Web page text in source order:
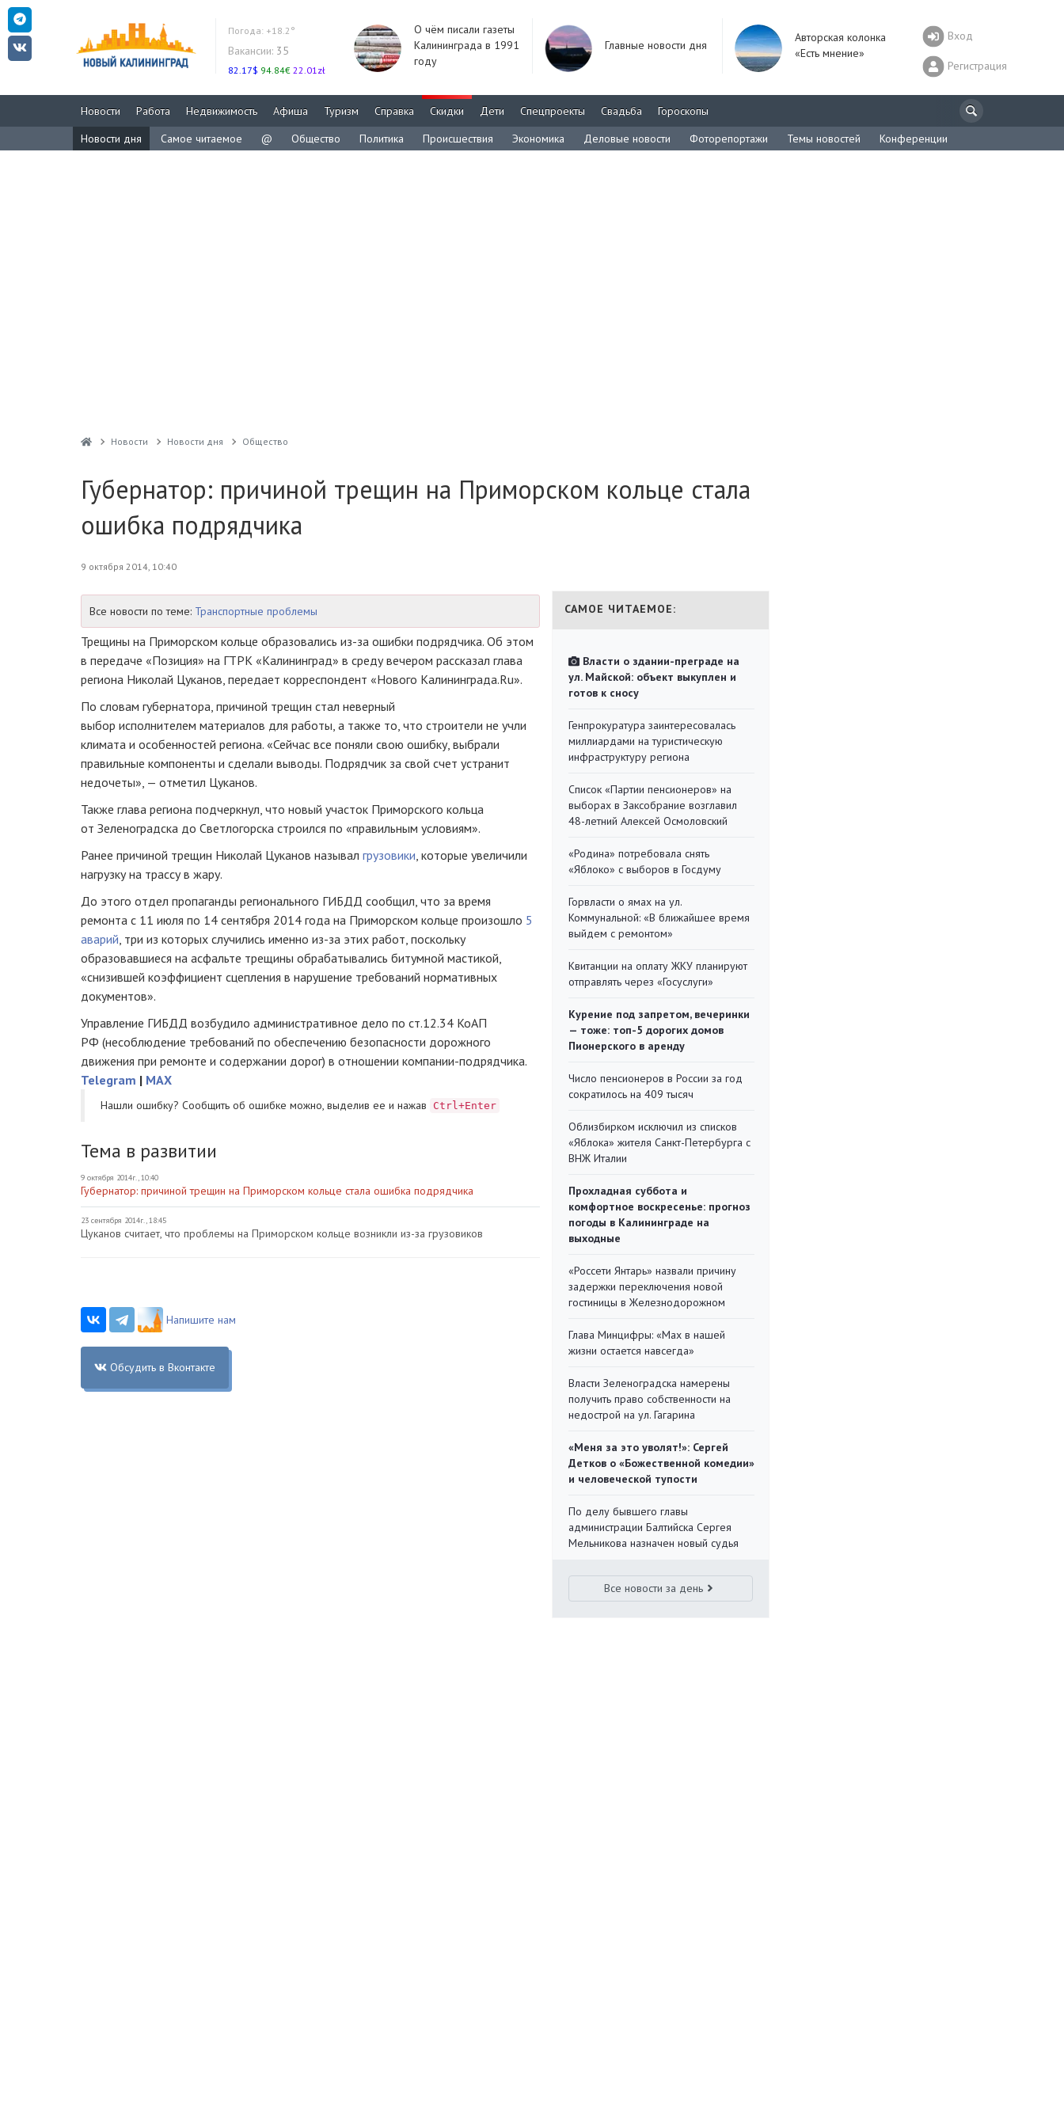
Погода: +18.2°
Вакансии: 35
82.17$ 94.84€ 22.01zł
О чём писали газеты
Калининграда в 1991
году
Главные новости дня
Авторская колонка
«Есть мнение»
Вход
Регистрация
Новости Работа Недвижимость Афиша Туризм Справка Скидки Дети Спецпроекты Свадьба
Гороскопы
Новости дня
Самое читаемое @ Общество Политика Происшествия Экономика Деловые новости Фоторепортажи Темы новостей Конференции
Новости Новости дня Общество
Губернатор: причиной трещин на Приморском кольце стала
ошибка подрядчика
9 октября 2014, 10:40
Все новости по теме: Транспортные проблемы
Трещины на Приморском кольце образовались из-за ошибки подрядчика. Об этом
в передаче «Позиция» на ГТРК «Калининград» в среду вечером рассказал глава
региона Николай Цуканов, передает корреспондент «Нового Калининграда.Ru».
По словам губернатора, причиной трещин стал неверный
выбор исполнителем материалов для работы, а также то, что строители не учли
климата и особенностей региона. «Сейчас все поняли свою ошибку, выбрали
правильные компоненты и сделали выводы. Подрядчик за свой счет устранит
недочеты», — отметил Цуканов.
Также глава региона подчеркнул, что новый участок Приморского кольца
от Зеленоградска до Светлогорска строился по «правильным условиям».
Ранее причиной трещин Николай Цуканов называл грузовики, которые увеличили
нагрузку на трассу в жару.
До этого отдел пропаганды регионального ГИБДД сообщил, что за время
ремонта с 11 июля по 14 сентября 2014 года на Приморском кольце произошло 5
аварий, три из которых случились именно из-за этих работ, поскольку
образовавшиеся на асфальте трещины обрабатывались битумной мастикой,
«снизившей коэффициент сцепления в нарушение требований нормативных
документов».
Управление ГИБДД возбудило административное дело по ст.12.34 КоАП
РФ (несоблюдение требований по обеспечению безопасности дорожного
движения при ремонте и содержании дорог) в отношении компании-подрядчика.
Telegram | MAX
Нашли ошибку? Cообщить об ошибке можно, выделив ее и нажав Ctrl+Enter
Тема в развитии
9 октября 2014г., 10:40
Губернатор: причиной трещин на Приморском кольце стала ошибка подрядчика
23 сентября 2014г., 18:45
Цуканов считает, что проблемы на Приморском кольце возникли из-за грузовиков
Напишите нам
Обсудить в Вконтакте
САМОЕ ЧИТАЕМОЕ:
Власти о здании-преграде на
ул. Майской: объект выкуплен и
готов к сносу
Генпрокуратура заинтересовалась
миллиардами на туристическую
инфраструктуру региона
Список «Партии пенсионеров» на
выборах в Заксобрание возглавил
48-летний Алексей Осмоловский
«Родина» потребовала снять
«Яблоко» с выборов в Госдуму
Горвласти о ямах на ул.
Коммунальной: «В ближайшее время
выйдем с ремонтом»
Квитанции на оплату ЖКУ планируют
отправлять через «Госуслуги»
Курение под запретом, вечеринки
— тоже: топ-5 дорогих домов
Пионерского в аренду
Число пенсионеров в России за год
сократилось на 409 тысяч
Облизбирком исключил из списков
«Яблока» жителя Санкт-Петербурга с
ВНЖ Италии
Прохладная суббота и
комфортное воскресенье: прогноз
погоды в Калининграде на
выходные
«Россети Янтарь» назвали причину
задержки переключения новой
гостиницы в Железнодорожном
Глава Минцифры: «Мах в нашей
жизни остается навсегда»
Власти Зеленоградска намерены
получить право собственности на
недострой на ул. Гагарина
«Меня за это уволят!»: Сергей
Детков о «Божественной комедии»
и человеческой тупости
По делу бывшего главы
администрации Балтийска Сергея
Мельникова назначен новый судья
Все новости за день